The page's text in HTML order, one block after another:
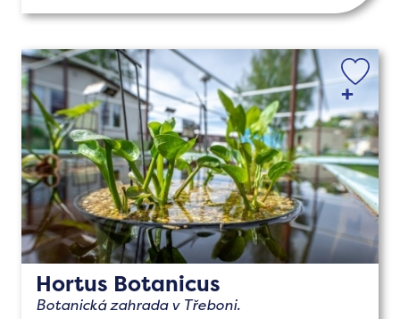
Hortus Botanicus
Botanická zahrada v Třeboni.